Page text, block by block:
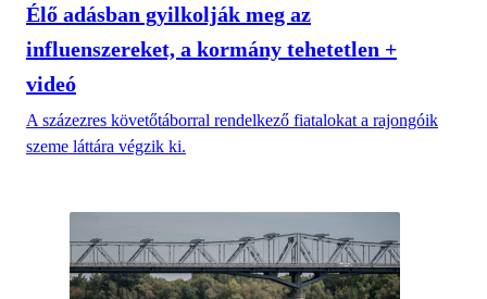
Élő adásban gyilkolják meg az
influenszereket, a kormány tehetetlen +
videó
A százezres követőtáborral rendelkező fiatalokat a rajongóik
szeme láttára végzik ki.